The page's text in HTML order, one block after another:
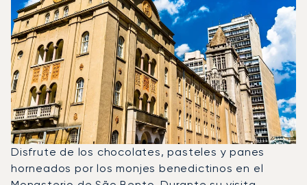
Disfrute de los chocolates, pasteles y panes
horneados por los monjes benedictinos en el